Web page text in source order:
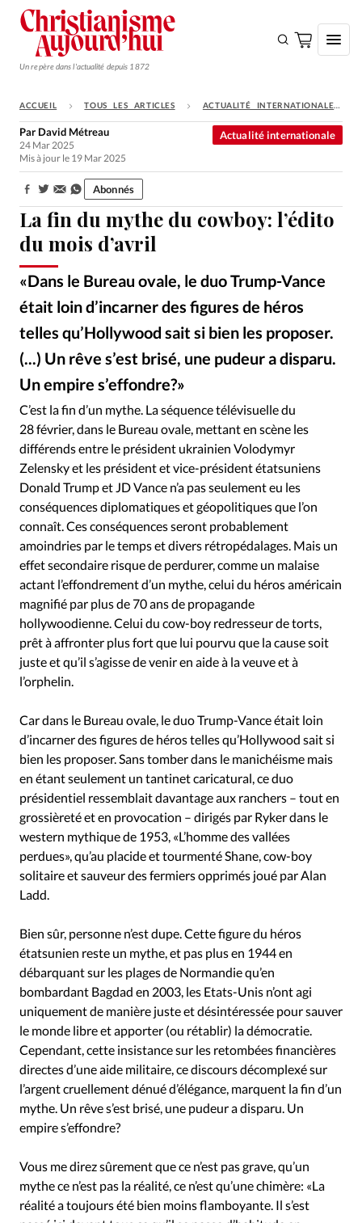
Un repère dans l'actualité depuis 1872
S'ABONNER
Monde
Opinions
Tous les articles
Faire un don
Se connecter
Édition: Internationale
Devise: CHF
RUBRIQUES
Tous les articles
Actualité chrétienne
Actualité internationale
Chronique
Culture
Dossier
Eglises Foi Génération réveil
Monde
Opinions
Publireportage
Relations Aujourd'hui
Société
Tour du monde des Eglises
Trait d'Ixène
Vécu
Vie Intérieure
ACCUEIL TOUS LES ARTICLES ACTUALITÉ INTERNATIONALE
La fin du mythe du cowboy: l’édito
du mois d’avril
«Dans le Bureau ovale, le duo Trump-Vance
était loin d’incarner des figures de héros
telles qu’Hollywood sait si bien les proposer.
(...) Un rêve s’est brisé, une pudeur a disparu.
Un empire s’effondre?»
Actualité internationale
Par David Métreau
24 Mar 2025
Mis à jour le 19 Mar 2025
Partager: Abonnés
C’est la fin d’un mythe. La séquence télévisuelle du
28 février, dans le Bureau ovale, mettant en scène les
différends entre le président ukrainien Volodymyr
Zelensky et les président et vice-président étatsuniens
Donald Trump et JD Vance n’a pas seulement eu les
conséquences diplomatiques et géopolitiques que l’on
connaît. Ces conséquences seront probablement
amoindries par le temps et divers rétropédalages. Mais un
effet secondaire risque de perdurer, comme un malaise
actant l’effondrement d’un mythe, celui du héros américain
magnifié par plus de 70 ans de propagande
hollywoodienne. Celui du cow-boy redresseur de torts,
prêt à affronter plus fort que lui pourvu que la cause soit
juste et qu’il s’agisse de venir en aide à la veuve et à
l’orphelin.
Car dans le Bureau ovale, le duo Trump-Vance était loin
d’incarner des figures de héros telles qu’Hollywood sait si
bien les proposer. Sans tomber dans le manichéisme mais
en étant seulement un tantinet caricatural, ce duo
présidentiel ressemblait davantage aux ranchers – tout en
grossièreté et en provocation – dirigés par Ryker dans le
western mythique de 1953, «L’homme des vallées
perdues», qu’au placide et tourmenté Shane, cow-boy
solitaire et sauveur des fermiers opprimés joué par Alan
Ladd.
Bien sûr, personne n’est dupe. Cette figure du héros
étatsunien reste un mythe, et pas plus en 1944 en
débarquant sur les plages de Normandie qu’en
bombardant Bagdad en 2003, les Etats-Unis n’ont agi
uniquement de manière juste et désintéressée pour sauver
le monde libre et apporter (ou rétablir) la démocratie.
Cependant, cette insistance sur les retombées financières
directes d’une aide militaire, ce discours décomplexé sur
l’argent cruellement dénué d’élégance, marquent la fin d’un
mythe. Un rêve s’est brisé, une pudeur a disparu. Un
empire s’effondre?
Vous me direz sûrement que ce n’est pas grave, qu’un
mythe ce n’est pas la réalité, ce n’est qu’une chimère: «La
réalité a toujours été bien moins flamboyante. Il s’est